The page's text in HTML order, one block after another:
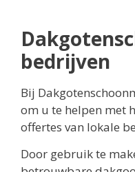
bedrijven
Bij
om u te helpen met
offertes van lokale
Door gebruik te